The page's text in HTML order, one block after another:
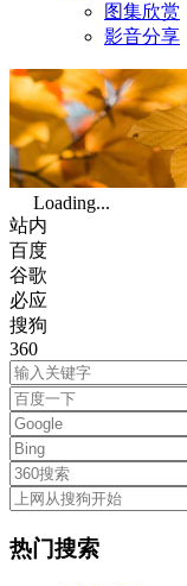
图集欣赏
影音分享
Loading...
站内
百度
谷歌
必应
搜狗
360
热门搜索